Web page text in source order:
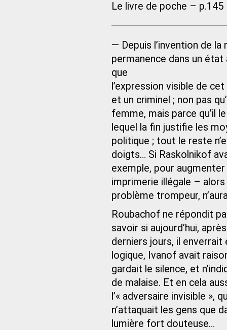
Le livre de poche – p.145
— Depuis l’invention de
permanence dans un
que
l’expression visible de
et un criminel ; non pas
femme, mais parce qu’il
lequel la fin justifie les
politique ; tout le reste
doigts… Si Raskolnikof
exemple, pour
imprimerie illégale –
problème trompeur,
Roubachof ne répondit
savoir si aujourd’hui,
derniers jours, il enverrait
logique, Ivanof avait
gardait le silence, et
de malaise. Et en cela
l’« adversaire invisible »,
n’attaquait les gens que
lumière fort douteuse…